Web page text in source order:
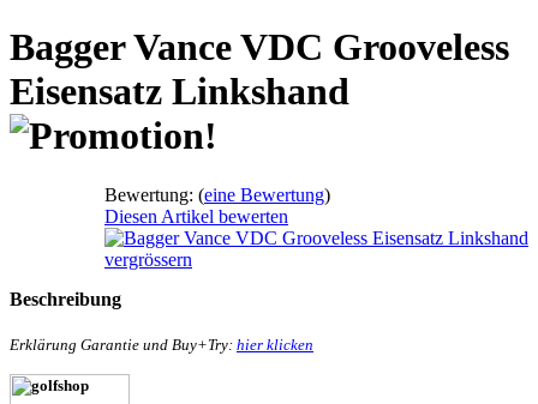
Bagger Vance VDC Grooveless
Eisensatz Linkshand
Bewertung: (eine Bewertung)
Diesen Artikel bewerten
vergrössern
Beschreibung
Erklärung Garantie und Buy+Try: hier klicken